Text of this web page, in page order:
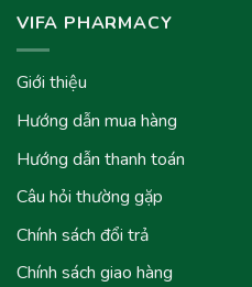
VIFA PHARMACY
Giới thiệu
Hướng dẫn mua hàng
Hướng dẫn thanh toán
Câu hỏi thường gặp
Chính sách đổi trả
Chính sách giao hàng